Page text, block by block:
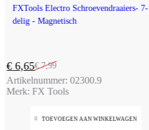
-17%
FXTools Electro Schroevendraaiers- 7-
delig - Magnetisch
€7,99
Oorspronkelijke
prijs
was:
€6,65
Huidige
prijs
is:
Artikelnummer: 02300.9
Merk: FX Tools
TOEVOEGEN AAN WINKELWAGEN